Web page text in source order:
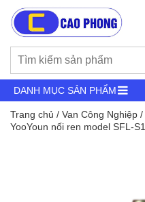
DANH MỤC SẢN PHẨM
Trang chủ / Van Công Nghiệp /
YooYoun nối ren model SFL-S1